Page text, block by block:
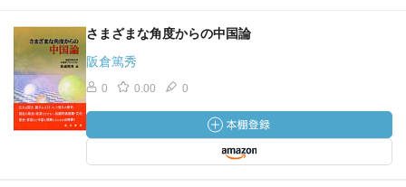
さまざまな角度からの中国論
阪倉篤秀
0 0.00 0